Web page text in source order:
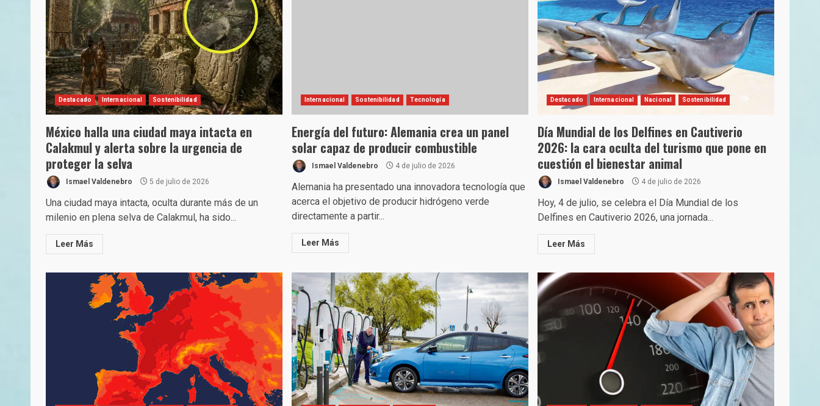
Destacado Internacional Sostenibilidad
México halla una ciudad maya intacta en
Calakmul y alerta sobre la urgencia de
proteger la selva
Ismael Valdenebro 5 de julio de 2026
Una ciudad maya intacta, oculta durante más de un
milenio en plena selva de Calakmul, ha sido...
Leer Más
Internacional Sostenibilidad Tecnología
Energía del futuro: Alemania crea un panel
solar capaz de producir combustible
Ismael Valdenebro 4 de julio de 2026
Alemania ha presentado una innovadora tecnología que
acerca el objetivo de producir hidrógeno verde
directamente a partir...
Leer Más
Destacado Internacional Nacional Sostenibilidad
Día Mundial de los Delfines en Cautiverio
2026: la cara oculta del turismo que pone en
cuestión el bienestar animal
Ismael Valdenebro 4 de julio de 2026
Hoy, 4 de julio, se celebra el Día Mundial de los
Delfines en Cautiverio 2026, una jornada...
Leer Más